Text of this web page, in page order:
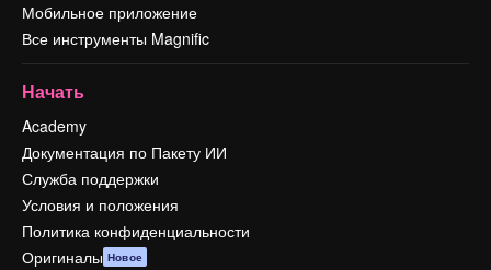
Мобильное приложение
Все инструменты Magnific
Начать
Academy
Документация по Пакету ИИ
Служба поддержки
Условия и положения
Политика конфиденциальности
Оригиналы Новое